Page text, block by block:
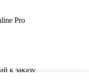
Pro
к заказу